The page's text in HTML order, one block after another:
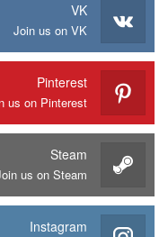
VK
Join us on VK
Pinterest
us on Pinterest
Steam
us on Steam
Instagram